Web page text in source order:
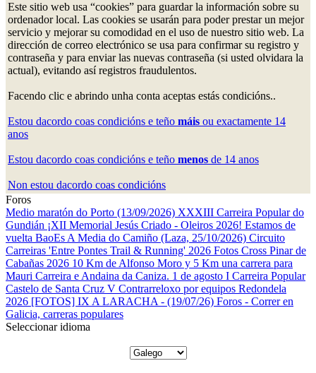
Este sitio web usa “cookies” para guardar la información sobre su
ordenador local. Las cookies se usarán para poder prestar un mejor
servicio y mejorar su comodidad en el uso de nuestro sitio web. La
dirección de correo electrónico se usa para confirmar su registro y
contraseña y para enviar las nuevas contraseña (si usted olvidara la
actual), evitando así registros fraudulentos.
Facendo clic e abrindo unha conta aceptas estás condicións..
Estou dacordo coas condicións e teño máis ou exactamente 14
anos
Estou dacordo coas condicións e teño menos de 14 anos
Non estou dacordo coas condicións
Foros
Medio maratón do Porto (13/09/2026) XXXIII Carreira Popular do
Gundián ¡XII Memorial Jesús Criado - Oleiros 2026! Estamos de
vuelta BaoEs A Media do Camiño (Laza, 25/10/2026) Circuito
Carreiras 'Entre Pontes Trail & Running' 2026 Fotos Cross Pinar de
Cabañas 2026 10 Km de Alfonso Moro y 5 Km una carrera para
Mauri Carreira e Andaina da Caniza. 1 de agosto I Carreira Popular
Castelo de Santa Cruz V Contrarreloxo por equipos Redondela
2026 [FOTOS] IX A LARACHA - (19/07/26) Foros - Correr en
Galicia, carreras populares
Seleccionar idioma